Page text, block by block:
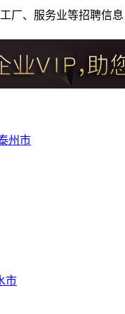
厂、服务业等招聘信
州市
市